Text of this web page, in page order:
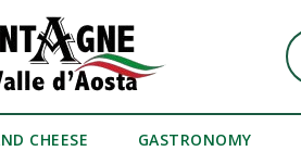
CHEESE GASTRONOMY